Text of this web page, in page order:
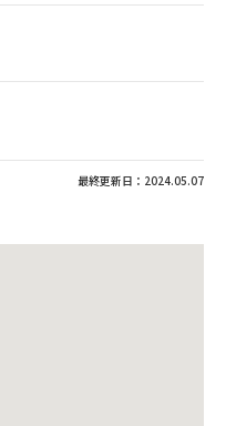
最終更新日：2024.05.07